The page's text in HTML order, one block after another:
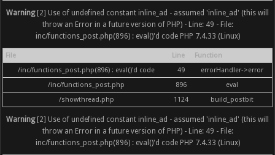
Warning[2] Use of undefined constant inline_ad - assumed 'inline_ad' (this will
throw an Error in a future version of PHP) - Line: 49 - File:
inc/functions_post.php(896) : eval()'d code PHP 7.4.33 (Linux)
File Line
Function
/inc/functions_post.php(896) : eval()'d code
49
errorHandler->error
/inc/functions_post.php
896
eval
/showthread.php
1124 build_postbit
Warning[2] Use of undefined constant inline_ad - assumed 'inline_ad' (this will
throw an Error in a future version of PHP) - Line: 49 - File:
inc/functions_post.php(896) : eval()'d code PHP 7.4.33 (Linux)